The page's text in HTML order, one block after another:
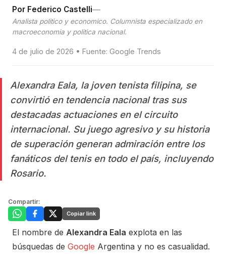
Por Federico Castelli—
Analista politico y economico. Columnista especializado en
macroeconomia y politica nacional.
4 de julio de 2026 • Fuente: Google Trends
Alexandra Eala, la joven tenista filipina, se
convirtió en tendencia nacional tras sus
destacadas actuaciones en el circuito
internacional. Su juego agresivo y su historia
de superación generan admiración entre los
fanáticos del tenis en todo el país, incluyendo
Rosario.
Compartir:
Copiar link
El nombre de Alexandra Eala explota en las
búsquedas de Google Argentina y no es casualidad.